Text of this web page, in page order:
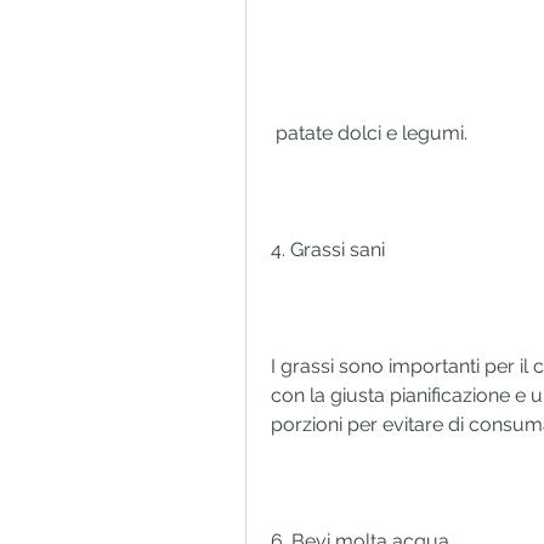
patate dolci e legumi.
4. Grassi sani
I grassi sono importanti per il
con la giusta pianificazione e
porzioni per evitare di